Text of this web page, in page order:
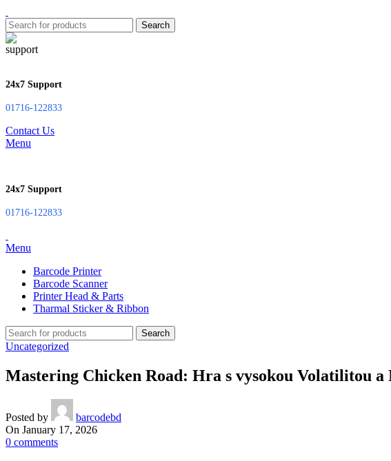
Search
24x7 Support
01716-122833
Contact Us
Menu
24x7 Support
01716-122833
Menu
Barcode Printer
Barcode Scanner
Printer Head & Parts
Tharmal Sticker & Ribbon
Search
Uncategorized
Mastering Chicken Road: Hra s vysokou Volatilitou
Posted by
barcodebd
On January 17, 2026
0 comments